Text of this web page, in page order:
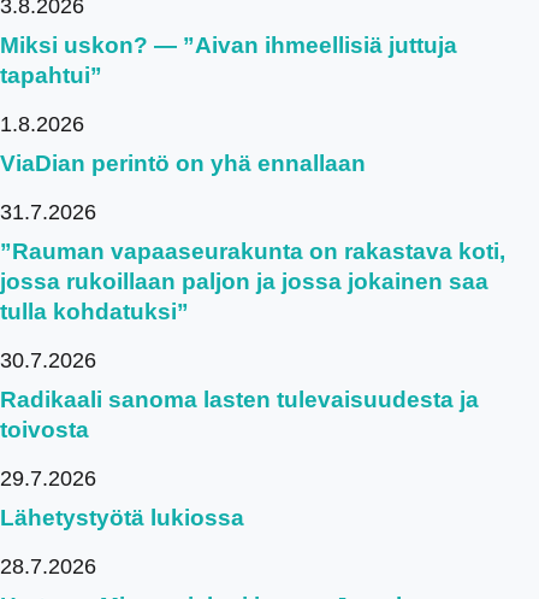
3.8.2026
Miksi uskon? — ”Aivan ihmeellisiä juttuja
tapahtui”
1.8.2026
ViaDian perintö on yhä ennallaan
31.7.2026
”Rauman vapaaseurakunta on rakastava koti,
jossa rukoillaan paljon ja jossa jokainen saa
tulla kohdatuksi”
30.7.2026
Radikaali sanoma lasten tulevaisuudesta ja
toivosta
29.7.2026
Lähetystyötä lukiossa
28.7.2026